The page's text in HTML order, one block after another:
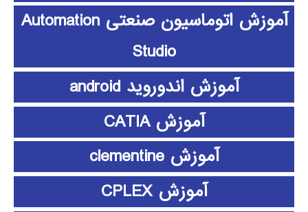
آموزش اتوماسیون صنعتی Automation
Studio
آموزش اندوروید android
آموزش CATIA
آموزش clementine
آموزش CPLEX